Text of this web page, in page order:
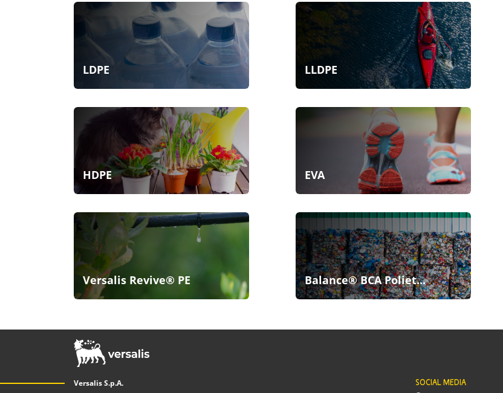
LDPE LLDPE
HDPE EVA
Versalis Revive® PE Balance® BCA Poliet...
Versalis S.p.A. SOCIAL MEDIA